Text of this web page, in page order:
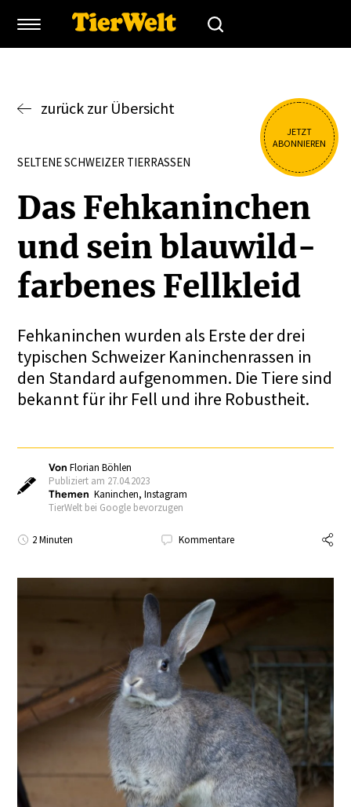
JETZT
ABONNIEREN
zurück zur Übersicht
SELTENE SCHWEIZER TIERRASSEN
Das Fehka­ninchen
und sein blauwild­
far­benes Fellkleid
Fehkaninchen wurden als Erste der drei
typischen Schweizer Kaninchenrassen in
den Standard aufgenommen. Die Tiere sind
bekannt für ihr Fell und ihre Robustheit.
VonFlorian Böhlen
Publiziert am 27.04.2023
Themen Kaninchen,Instagram
TierWelt bei Google bevorzugen
2 Minuten Kommentare